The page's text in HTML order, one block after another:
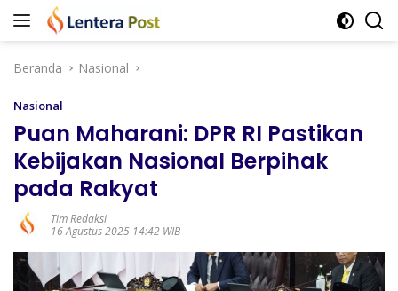
Langsung
Beranda
Nasional
Nasional
Puan Maharani: DPR RI Pastikan
Kebijakan Nasional Berpihak
pada Rakyat
Tim Redaksi
16 Agustus 2025 14:42 WIB